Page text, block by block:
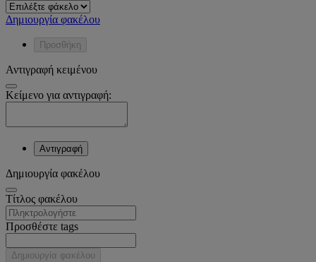
Δημιουργία φακέλου
Προσθήκη
Αντιγραφή κειμένου
Κείμενο για αντιγραφή:
Αντιγραφή
Δημιουργία φακέλου
Tίτλος φακέλου
Προσθέστε tags
Δημιουργία φακέλου